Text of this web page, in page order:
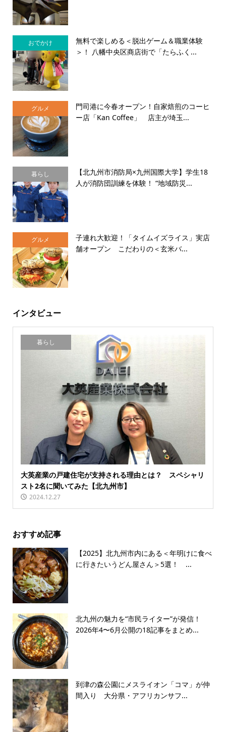
おでかけ
無料で楽しめる＜脱出ゲーム＆職業体験
＞！ 八幡中央区商店街で「たらふく...
グルメ
門司港に今春オープン！自家焙煎のコーヒ
ー店「Kan Coffee」 店主が埼玉...
暮らし
【北九州市消防局×九州国際大学】学生18
人が消防団訓練を体験！ “地域防災...
グルメ
子連れ大歓迎！「タイムイズライス」実店
舗オープン こだわりの＜玄米バ...
インタビュー
暮らし
大英産業の戸建住宅が支持される理由とは？ スペシャリ
スト2名に聞いてみた【北九州市】
2024.12.27
おすすめ記事
【2025】北九州市内にある＜年明けに食べ
に行きたいうどん屋さん＞5選！ ...
北九州の魅力を“市民ライター”が発信！
2026年4〜6月公開の18記事をまとめ...
到津の森公園にメスライオン「コマ」が仲
間入り 大分県・アフリカンサフ...